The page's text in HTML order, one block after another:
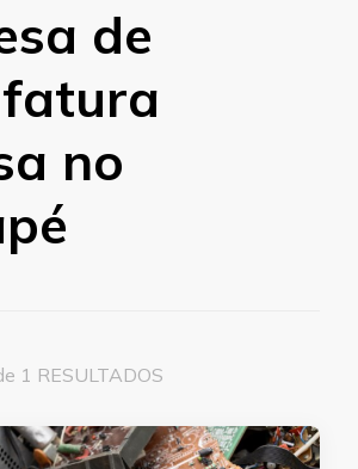
de
no
1 RESULTADOS